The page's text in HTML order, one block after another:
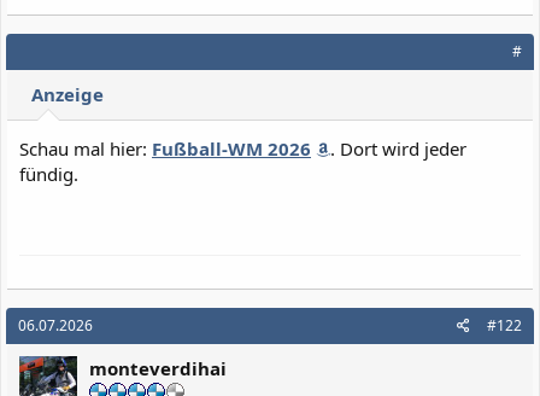
#
Anzeige
Schau mal hier: Fußball-WM 2026
. Dort wird jeder
fündig.
06.07.2026 #122
monteverdihai